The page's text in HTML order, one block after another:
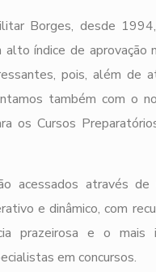
Borges, desde
alto índice de aprovação
pois, além de
também com o
os Cursos
acessados através
e dinâmico, com
prazeirosa e o mais
em concursos.